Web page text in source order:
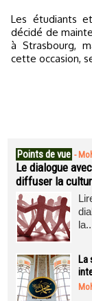
Les étudiants
décidé de
à Strasbourg,
cette occasion,
Points de vue -
Le dialogue
diffuser la
La